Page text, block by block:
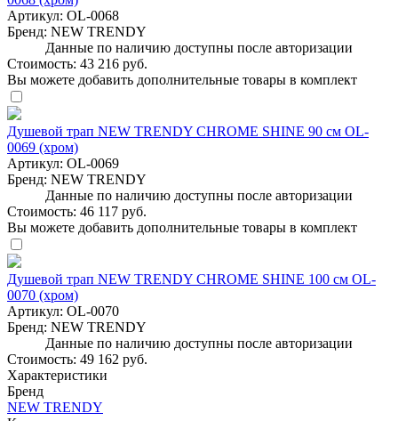
Артикул: OL-0068
Бренд: NEW TRENDY
Данные по наличию доступны после авторизации
Стоимость: 43 216 руб.
Вы можете добавить дополнительные товары в комплект
Душевой трап NEW TRENDY CHROME SHINE 90 см OL-
0069 (хром)
Артикул: OL-0069
Бренд: NEW TRENDY
Данные по наличию доступны после авторизации
Стоимость: 46 117 руб.
Вы можете добавить дополнительные товары в комплект
Душевой трап NEW TRENDY CHROME SHINE 100 см OL-
0070 (хром)
Артикул: OL-0070
Бренд: NEW TRENDY
Данные по наличию доступны после авторизации
Стоимость: 49 162 руб.
Характеристики
Бренд
NEW TRENDY